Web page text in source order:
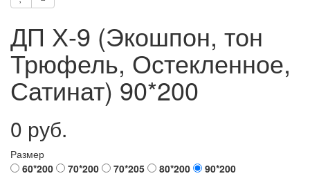
ДП Х-9 (Экошпон, тон
Трюфель, Остекленное,
Сатинат) 90*200
0 руб.
Размер
60*200
70*200 70*205 80*200
90*200